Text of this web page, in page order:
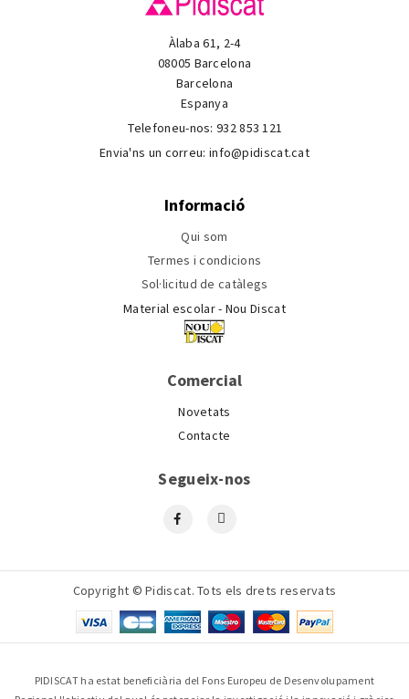
Àlaba 61, 2-4
08005 Barcelona
Barcelona
Espanya
Telefoneu-nos:932 853 121
Envia'ns un correu: info@pidiscat.cat
Informació
Qui som
Termes i condicions
Sol·licitud de catàlegs
Material escolar - Nou Discat
Comercial
Novetats
Contacte
Segueix-nos
Copyright © Pidiscat. Tots els drets reservats
PIDISCAT ha estat beneficiària del Fons Europeu de Desenvolupament